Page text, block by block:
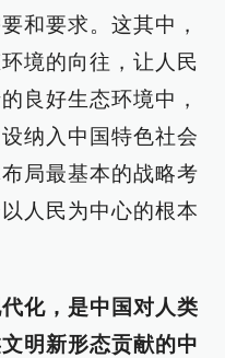
和要求。这其中，
境的向往，让人民
良好生态环境中，
纳入中国特色社会
局最基本的战略考
人民为中心的根本
化，是中国对人类
明新形态贡献的中